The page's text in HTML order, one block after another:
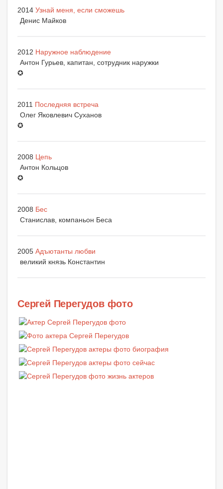
2014 Узнай меня, если сможешь
Денис Майков
2012 Наружное наблюдение
Антон Гурьев, капитан, сотрудник наружки
✪
2011 Последняя встреча
Олег Яковлевич Суханов
✪
2008 Цепь
Антон Кольцов
✪
2008 Бес
Станислав, компаньон Беса
2005 Адъютанты любви
великий князь Константин
Сергей Перегудов фото